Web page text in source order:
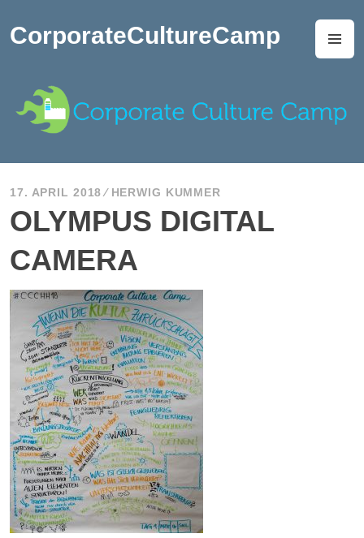
Inhalt
springen
CorporateCultureCamp
17. APRIL 2018 HERWIG KUMMER
OLYMPUS DIGITAL
CAMERA